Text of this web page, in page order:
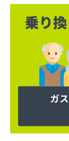
フジオート
フジヨシ商店
フルタ鹿乗店
ます角商店
マルタケ株式
マルト尾関
ミライフ西
ヤマサ共和
ヤマサ共和
ヤマサ共和